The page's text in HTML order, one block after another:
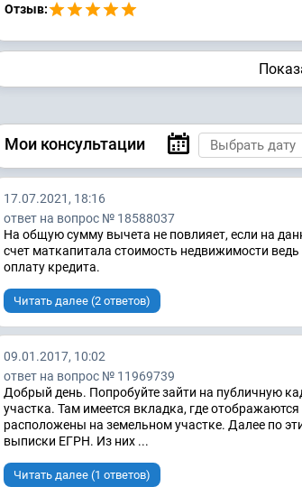
Отзыв:
Мои консультации
17.07.2021, 18:16
ответ на вопрос № 18588037
На общую сумму вычета не повлияет, если на
счет маткапитала стоимость недвижимости
оплату кредита.
Читать далее (2 ответов)
09.01.2017, 10:02
ответ на вопрос № 11969739
Добрый день. Попробуйте зайти на публичную
участка. Там имеется вкладка, где
расположены на земельном участке. Далее по
выписки ЕГРН. Из них ...
Читать далее (1 ответов)